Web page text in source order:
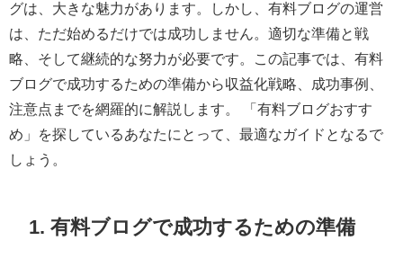
グは、大きな魅力があります。しかし、有料ブログの運営
は、ただ始めるだけでは成功しません。適切な準備と戦
略、そして継続的な努力が必要です。この記事では、有料
ブログで成功するための準備から収益化戦略、成功事例、
注意点までを網羅的に解説します。 「有料ブログおすす
め」を探しているあなたにとって、最適なガイドとなるで
しょう。
1. 有料ブログで成功するための準備